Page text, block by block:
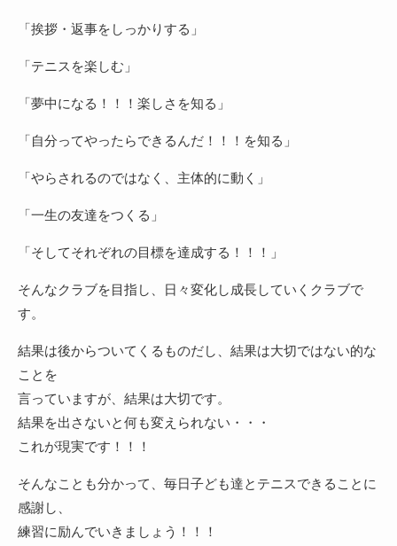
「挨拶・返事をしっかりする」
「テニスを楽しむ」
「夢中になる！！！楽しさを知る」
「自分ってやったらできるんだ！！！を知る」
「やらされるのではなく、主体的に動く」
「一生の友達をつくる」
「そしてそれぞれの目標を達成する！！！」
そんなクラブを目指し、日々変化し成長していくクラブで
す。
結果は後からついてくるものだし、結果は大切ではない的な
ことを
言っていますが、結果は大切です。
結果を出さないと何も変えられない・・・
これが現実です！！！
そんなことも分かって、毎日子ども達とテニスできることに
感謝し、
練習に励んでいきましょう！！！